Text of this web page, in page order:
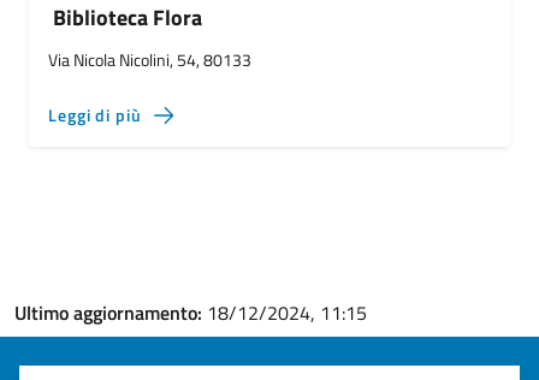
Biblioteca Flora
Via Nicola Nicolini, 54, 80133
Leggi di più
Ultimo aggiornamento: 18/12/2024, 11:15